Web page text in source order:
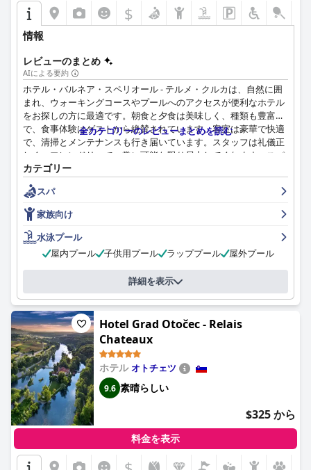
$
情報
レビューのまとめ
AIによる要約
ホテル・バルネア・スペリオール - テルメ・クルカは、自然に囲
まれ、ウォーキングコースやプールへのアクセスが便利なホテル
をお探しの方に最適です。朝食と夕食は美味しく、種類も豊富
で、食事体験はゲストから絶賛されています。客室は豪華で快適
で、清掃とメンテナンスも行き届いています。スタッフは礼儀正
しく、フレンドリーで、常に可能な限り尽力してくれます。スパ
センター「OAZA」はこのホテルの目玉で、豊富なウェルネスサ
ービスから選ぶことができます。プールエリアは手入れが行き届
いており、リラックスできるオプションが用意されていますが、
古くて簡素だと感じるゲストもいました。全体として、ホテル・
バルネア・スペリオール - テルメ・クルカは、快適さ、豪華さ、
リラックスを保証し、夏の休暇に最適な場所となっています。
全カテゴリーのレビューまとめを読む
カテゴリー
スパ
家族向け
水泳プール
屋内プール
子供用プール ラッププール 屋外プール
詳細を表示
Hotel Grad Otočec - Relais
Chateaux
ホテルオトチェツ
9.6 素晴らしい
$325 から
料金を表示